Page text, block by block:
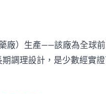
廠）生產——該廠為全球
調理設計，是少數經實